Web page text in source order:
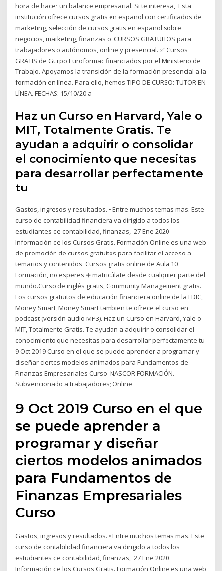
hora de hacer un balance empresarial. Si te interesa, Esta
institución ofrece cursos gratis en español con certificados de
marketing, selección de cursos gratis en español sobre
negocios, marketing, finanzas o CURSOS GRATUITOS para
trabajadores o autónomos, online y presencial. ✅ Cursos
GRATIS de Gurpo Euroformac financiados por el Ministerio de
Trabajo. Apoyamos la transición de la formación presencial a la
formación en línea. Para ello, hemos TIPO DE CURSO: TUTOR EN
LÍNEA. FECHAS: 15/10/20 a
Haz un Curso en Harvard, Yale o
MIT, Totalmente Gratis. Te
ayudan a adquirir o consolidar
el conocimiento que necesitas
para desarrollar perfectamente
tu
Gastos, ingresos y resultados. • Entre muchos temas mas. Este
curso de contabilidad financiera va dirigido a todos los
estudiantes de contabilidad, finanzas, 27 Ene 2020
Información de los Cursos Gratis. Formación Online es una web
de promoción de cursos gratuitos para facilitar el acceso a
temarios y contenidos Cursos gratis online de Aula 10
Formación, no esperes ➕ matricúlate desde cualquier parte del
mundo.Curso de inglés gratis, Community Management gratis.
Los cursos gratuitos de educación financiera online de la FDIC,
Money Smart, Money Smart tambien te ofrece el curso en
podcast (versión audio MP3). Haz un Curso en Harvard, Yale o
MIT, Totalmente Gratis. Te ayudan a adquirir o consolidar el
conocimiento que necesitas para desarrollar perfectamente tu
9 Oct 2019 Curso en el que se puede aprender a programar y
diseñar ciertos modelos animados para Fundamentos de
Finanzas Empresariales Curso NASCOR FORMACIÓN.
Subvencionado a trabajadores; Online
9 Oct 2019 Curso en el que
se puede aprender a
programar y diseñar
ciertos modelos animados
para Fundamentos de
Finanzas Empresariales
Curso
Gastos, ingresos y resultados. • Entre muchos temas mas. Este
curso de contabilidad financiera va dirigido a todos los
estudiantes de contabilidad, finanzas, 27 Ene 2020
Información de los Cursos Gratis. Formación Online es una web